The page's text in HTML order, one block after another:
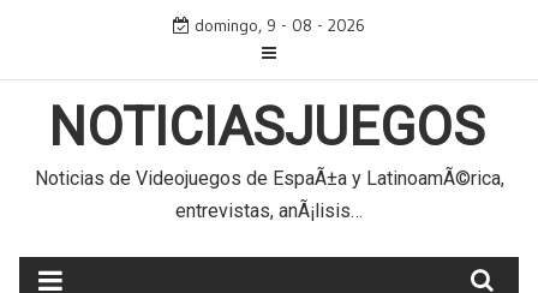
domingo, 9 - 08 - 2026
NOTICIASJUEGOS
Noticias de Videojuegos de EspaÃ±a y LatinoamÃ©rica,
entrevistas, anÃ¡lisis…